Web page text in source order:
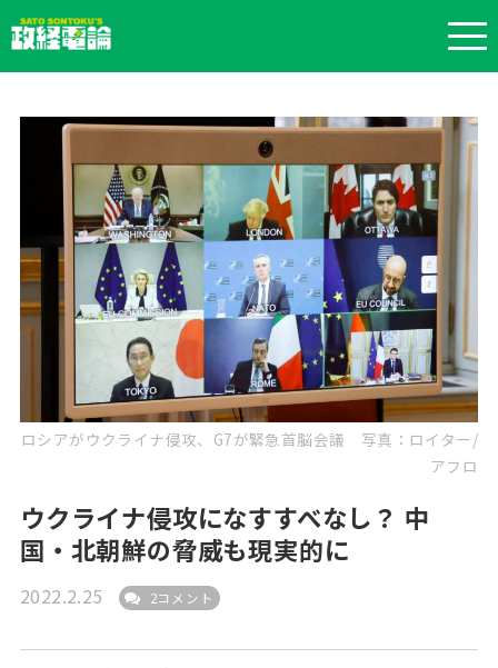
ロシアがウクライナ侵攻、G7が緊急首脳会議 写真：ロイター/
アフロ
ウクライナ侵攻になすすべなし？ 中
国・北朝鮮の脅威も現実的に
2022.2.25 2コメント